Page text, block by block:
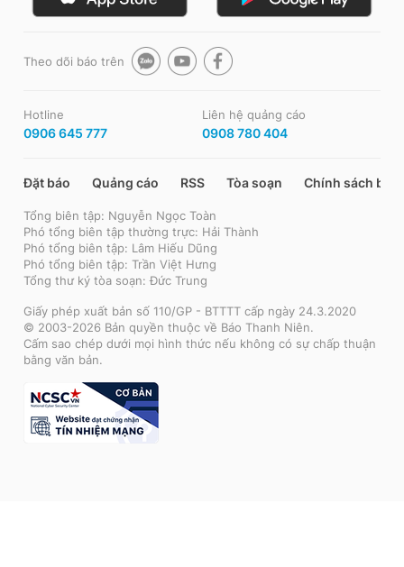
Theo dõi báo trên
Hotline
0906 645 777
Liên hệ quảng cáo
0908 780 404
Đặt báo Quảng cáo RSS Tòa soạn Chính sách bảo
Tổng biên tập: Nguyễn Ngọc Toàn
Phó tổng biên tập thường trực: Hải Thành
Phó tổng biên tập: Lâm Hiếu Dũng
Phó tổng biên tập: Trần Việt Hưng
Tổng thư ký tòa soạn: Đức Trung
Giấy phép xuất bản số 110/GP - BTTTT cấp ngày 24.3.2020
© 2003-2026 Bản quyền thuộc về Báo Thanh Niên.
Cấm sao chép dưới mọi hình thức nếu không có sự chấp thuận
bằng văn bản.